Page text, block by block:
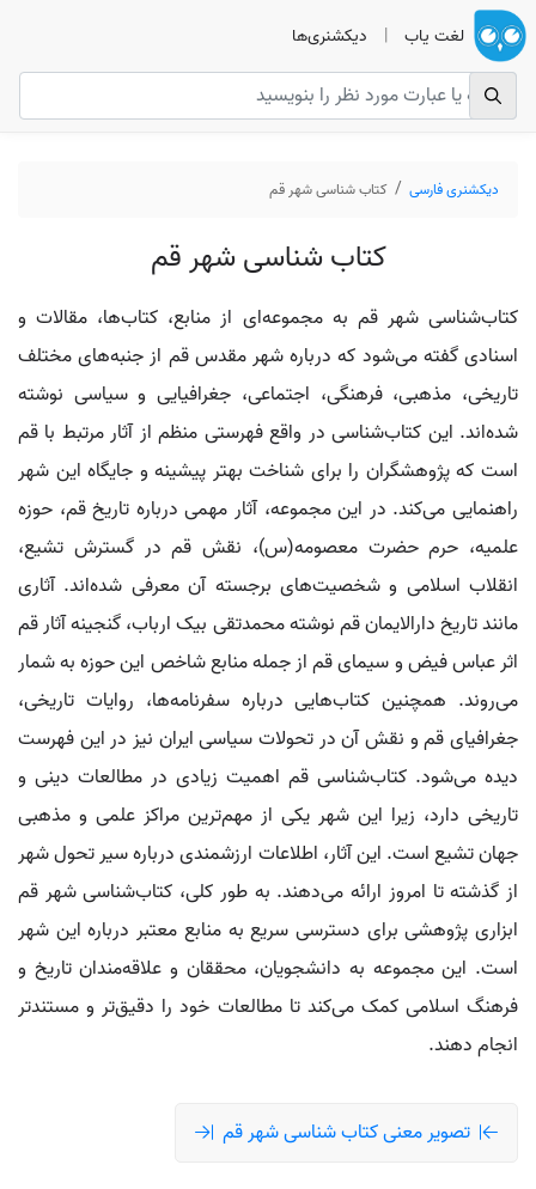
لغت یاب | دیکشنری‌ها
دیکشنری فارسی کتاب شناسی شهر قم
کتاب شناسی شهر قم
کتاب‌شناسی شهر قم به مجموعه‌ای از منابع، کتاب‌ها، مقالات و
اسنادی گفته می‌شود که درباره شهر مقدس قم از جنبه‌های مختلف
تاریخی، مذهبی، فرهنگی، اجتماعی، جغرافیایی و سیاسی نوشته
شده‌اند. این کتاب‌شناسی در واقع فهرستی منظم از آثار مرتبط با قم
است که پژوهشگران را برای شناخت بهتر پیشینه و جایگاه این شهر
راهنمایی می‌کند. در این مجموعه، آثار مهمی درباره تاریخ قم، حوزه
علمیه، حرم حضرت معصومه(س)، نقش قم در گسترش تشیع،
انقلاب اسلامی و شخصیت‌های برجسته آن معرفی شده‌اند. آثاری
مانند تاریخ دارالایمان قم نوشته محمدتقی بیک ارباب، گنجینه آثار قم
اثر عباس فیض و سیمای قم از جمله منابع شاخص این حوزه به شمار
می‌روند. همچنین کتاب‌هایی درباره سفرنامه‌ها، روایات تاریخی،
جغرافیای قم و نقش آن در تحولات سیاسی ایران نیز در این فهرست
دیده می‌شود. کتاب‌شناسی قم اهمیت زیادی در مطالعات دینی و
تاریخی دارد، زیرا این شهر یکی از مهم‌ترین مراکز علمی و مذهبی
جهان تشیع است. این آثار، اطلاعات ارزشمندی درباره سیر تحول شهر
از گذشته تا امروز ارائه می‌دهند. به طور کلی، کتاب‌شناسی شهر قم
ابزاری پژوهشی برای دسترسی سریع به منابع معتبر درباره این شهر
است. این مجموعه به دانشجویان، محققان و علاقه‌مندان تاریخ و
فرهنگ اسلامی کمک می‌کند تا مطالعات خود را دقیق‌تر و مستندتر
انجام دهند.
تصویر معنی کتاب شناسی شهر قم